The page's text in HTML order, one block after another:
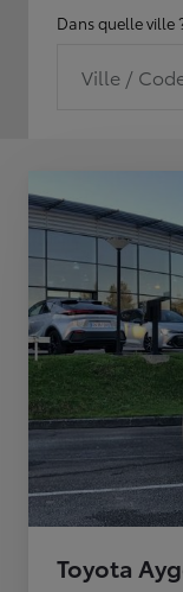
Dans quelle ville
Ville /
Toyota